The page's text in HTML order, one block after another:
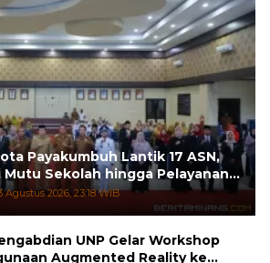
Payakumbuh Lantik 17 ASN,
Sekolah hingga Pelayanan
Agustus 2026, 23:18 WIB
UNP Gelar Workshop
Augmented Reality ke
SMA di Padang Pariaman
Agustus 2026, 15:35 WIB